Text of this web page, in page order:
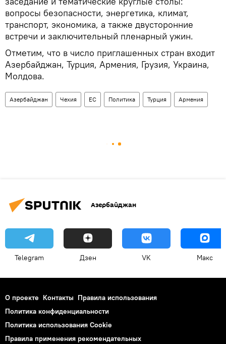
вопросы безопасности, энергетика, климат,
транспорт, экономика, а также двусторонние
встречи и заключительный пленарный ужин.
Отметим, что в число приглашенных стран входит
Азербайджан, Турция, Армения, Грузия, Украина,
Молдова.
Азербайджан Чехия ЕС Политика Турция Армения
Азербайджан
Telegram Дзен VK Макс
О проекте Контакты Правила использования
Политика конфиденциальности
Политика использования Cookie
Правила применения рекомендательных